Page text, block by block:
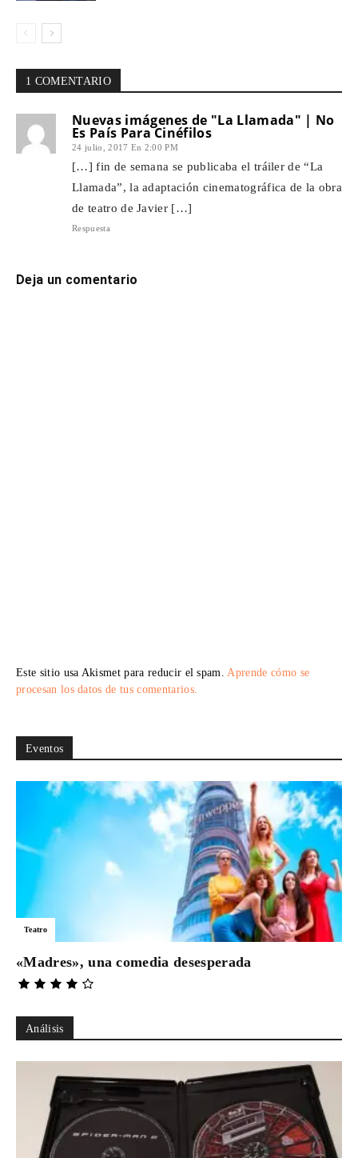
1 COMENTARIO
Nuevas imágenes de "La Llamada" | No
Es País Para Cinéfilos
24 julio, 2017 En 2:00 PM
[…] fin de semana se publicaba el tráiler de “La
Llamada”, la adaptación cinematográfica de la obra
de teatro de Javier […]
Respuesta
Deja un comentario
Este sitio usa Akismet para reducir el spam. Aprende cómo se
procesan los datos de tus comentarios.
Eventos
Teatro
«Madres», una comedia desesperada
Análisis